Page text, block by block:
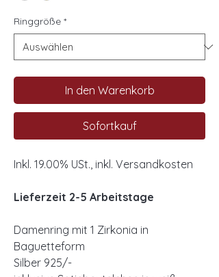
Ringgröße *
In den Warenkorb
Sofortkauf
Inkl. 19.00% USt., inkl. Versandkosten
Lieferzeit 2-5 Arbeitstage
Damenring mit 1 Zirkonia in
Baguetteform
Silber 925/-